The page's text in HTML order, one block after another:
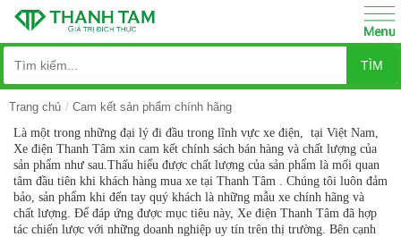
TÌM
Trang chủ Cam kết sản phẩm chính hãng
Là một trong những đại lý đi đầu trong lĩnh vực xe điện, tại Việt Nam,
Xe điện Thanh Tâm xin cam kết chính sách bán hàng và chất lượng của
sản phẩm như sau.Thấu hiểu được chất lượng của sản phẩm là mối quan
tâm đầu tiên khi khách hàng mua xe tại Thanh Tâm . Chúng tôi luôn đảm
bảo, sản phẩm khi đến tay quý khách là những mẫu xe chính hãng và
chất lượng. Để đáp ứng được mục tiêu này, Xe điện Thanh Tâm đã hợp
tác chiến lược với những doanh nghiệp uy tín trên thị trường. Bên cạnh